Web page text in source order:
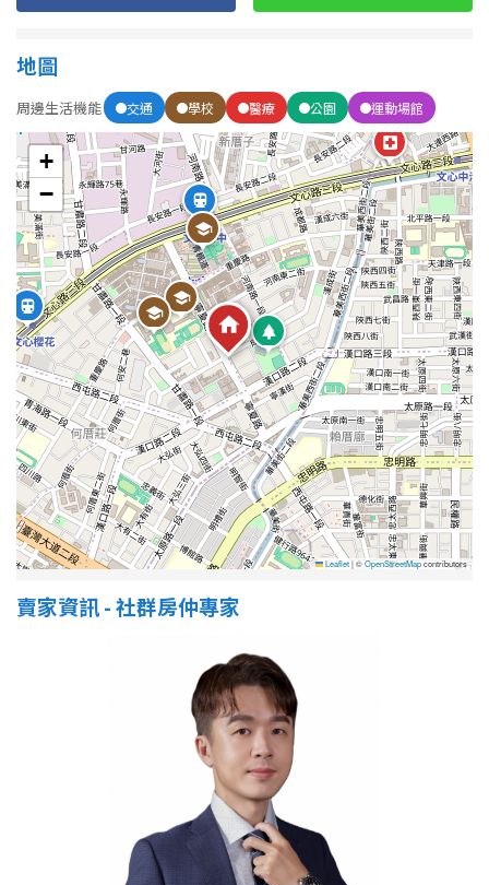
地圖
周邊生活機能 交通 學校 醫療 公園 運動場館
+
−
Leaflet|©OpenStreetMapcontributors
賣家資訊 - 社群房仲專家